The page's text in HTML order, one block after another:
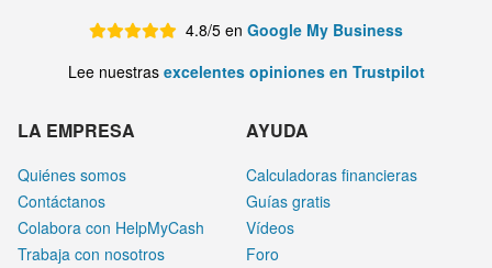
4.8/5 en Google My Business
Lee nuestras excelentes opiniones en Trustpilot
LA EMPRESA
Quiénes somos
Contáctanos
Colabora con HelpMyCash
Trabaja con nosotros
AYUDA
Calculadoras financieras
Guías gratis
Vídeos
Foro